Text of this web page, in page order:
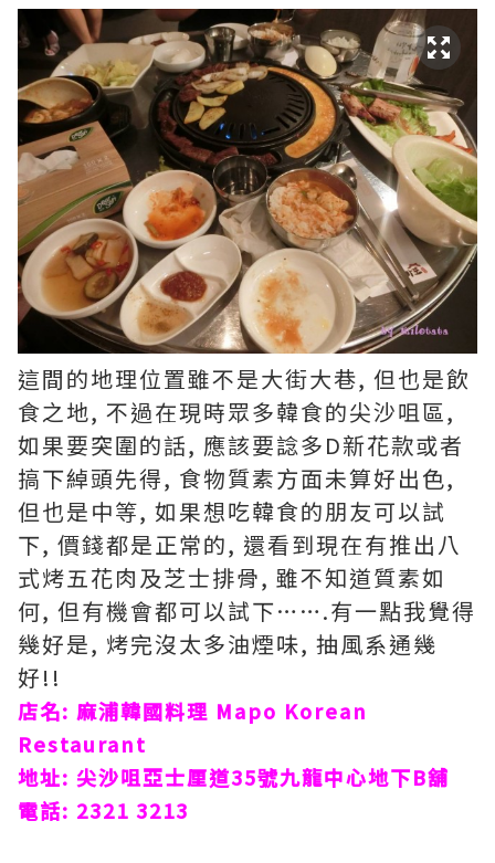
這間的地理位置雖不是大街大巷, 但也是飲
食之地, 不過在現時眾多韓食的尖沙咀區,
如果要突圍的話, 應該要諗多D新花款或者
搞下綽頭先得, 食物質素方面未算好出色,
但也是中等, 如果想吃韓食的朋友可以試
下, 價錢都是正常的, 還看到現在有推出八
式烤五花肉及芝士排骨, 雖不知道質素如
何, 但有機會都可以試下…….有一點我覺得
幾好是, 烤完沒太多油煙味, 抽風系通幾
好!!
店名: 麻浦韓國料理 Mapo Korean
Restaurant
地址: 尖沙咀亞士厘道35號九龍中心地下B舖
電話: 2321 3213